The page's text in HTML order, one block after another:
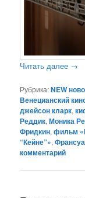
Читать далее →
Рубрика:NEW
Венецианский
джейсон кларк,
Реддик,Моника
Фридкин,фильм
“Кейне”»,
комментарий